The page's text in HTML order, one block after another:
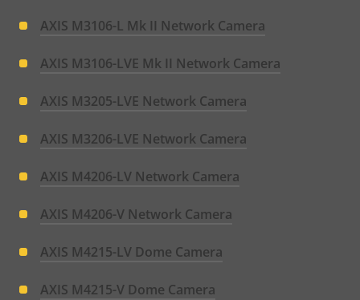
AXIS M3106-L Mk II Network Camera
AXIS M3106-LVE Mk II Network Camera
AXIS M3205-LVE Network Camera
AXIS M3206-LVE Network Camera
AXIS M4206-LV Network Camera
AXIS M4206-V Network Camera
AXIS M4215-LV Dome Camera
AXIS M4215-V Dome Camera